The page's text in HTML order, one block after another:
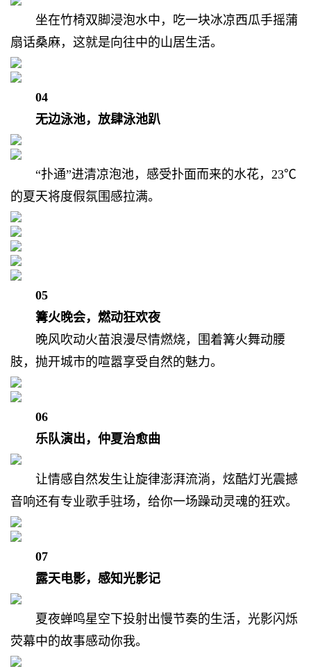
坐在竹椅双脚浸泡水中， 吃一块冰凉西瓜手摇蒲
扇话桑麻， 这就是向往中的山居生活。
04
无边泳池，放肆泳池趴
“扑通”进清凉泡池， 感受扑面而来的水花， 23℃
的夏天将度假氛围感拉满。
05
篝火晚会，燃动狂欢夜
晚风吹动火苗浪漫尽情燃烧，
围着篝火舞动腰
肢， 抛开城市的喧嚣享受自然的魅力。
06
乐队演出，仲夏治愈曲
让情感自然发生让旋律澎湃流淌， 炫酷灯光震撼
音响还有专业歌手驻场， 给你一场躁动灵魂的狂欢。
07
露天电影，感知光影记
夏夜蝉鸣星空下投射出慢节奏的生活， 光影闪烁
荧幕中的故事感动你我。